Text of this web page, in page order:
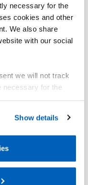
necessary for the
cookies and other
We also share
with our social
we will not track
necessary for the
Gefran - Cookie
at the following
Show details